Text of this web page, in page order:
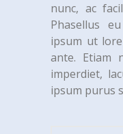
nunc, ac
Phasellus
ipsum ut
ante. Etiam
imperdiet,
ipsum purus